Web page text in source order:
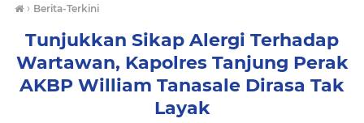
› Berita-Terkini
Tunjukkan Sikap Alergi Terhadap
Wartawan, Kapolres Tanjung Perak
AKBP William Tanasale Dirasa Tak
Layak